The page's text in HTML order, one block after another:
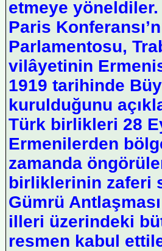
etmeye yöneldiler.
Paris
Parlamentosu,
vilâyetinin
1919 tarihinde
kurulduğunu
Türk birlikleri 28
Ermenilerden
zamanda
birliklerinin zaferi
Gümrü
illeri üzerindeki
resmen kabul